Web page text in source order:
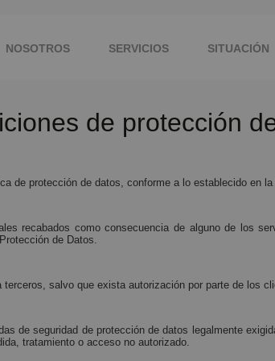
NOSOTROS SERVICIOS SITUACIÓN
de protección
de protección de datos, conforme a lo establecido en
recabados como consecuencia de alguno de los
de Datos.
salvo que exista autorización por parte de los
de seguridad de protección de datos legalmente
tratamiento o acceso no autorizado.